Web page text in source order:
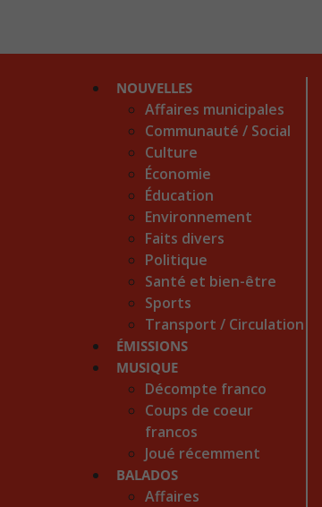
NOUVELLES
Affaires municipales
Communauté / Social
Culture
Économie
Éducation
Environnement
Faits divers
Politique
Santé et bien-être
Sports
Transport / Circulation
ÉMISSIONS
MUSIQUE
Décompte franco
Coups de coeur
francos
Joué récemment
BALADOS
Affaires